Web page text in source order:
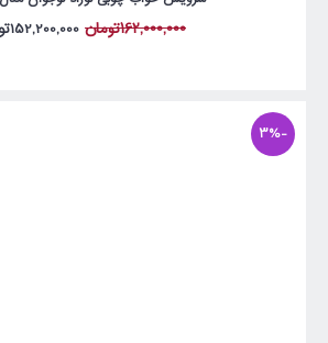
162,000,000تومان 152,200,000تومان
-3%